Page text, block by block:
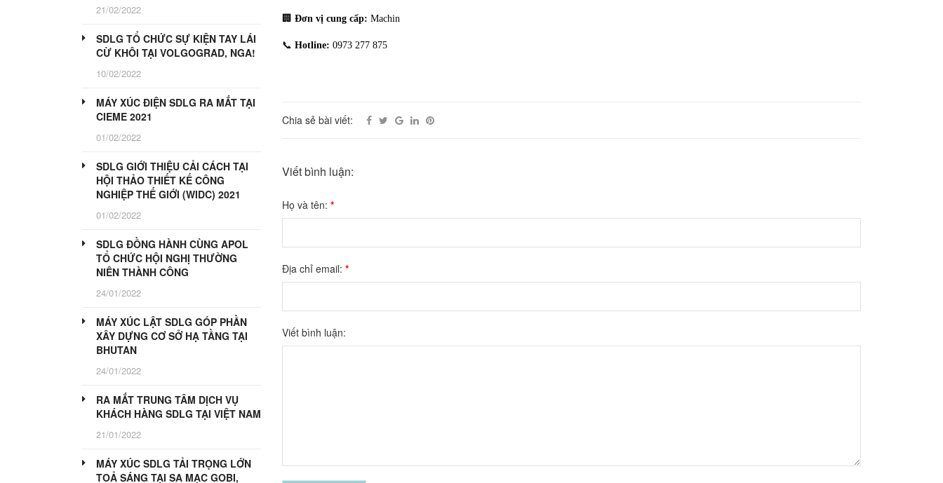
🏢 Đơn vị cung cấp: Machin
📞 Hotline: 0973 277 875
Chia sẻ bài viết:
Viết bình luận:
Họ và tên: *
Địa chỉ email: *
Viết bình luận:
21/02/2022
SDLG TỔ CHỨC SỰ KIỆN TAY LÁI
CỪ KHÔI TẠI VOLGOGRAD, NGA!
10/02/2022
MÁY XÚC ĐIỆN SDLG RA MẮT TẠI
CIEME 2021
01/02/2022
SDLG GIỚI THIỆU CẢI CÁCH TẠI
HỘI THẢO THIẾT KẾ CÔNG
NGHIỆP THẾ GIỚI (WIDC) 2021
01/02/2022
SDLG ĐỒNG HÀNH CÙNG APOL
TỔ CHỨC HỘI NGHỊ THƯỜNG
NIÊN THÀNH CÔNG
24/01/2022
MÁY XÚC LẬT SDLG GÓP PHẦN
XÂY DỰNG CƠ SỞ HẠ TẦNG TẠI
BHUTAN
24/01/2022
RA MẮT TRUNG TÂM DỊCH VỤ
KHÁCH HÀNG SDLG TẠI VIỆT NAM
21/01/2022
MÁY XÚC SDLG TẢI TRỌNG LỚN
TOẢ SÁNG TẠI SA MẠC GOBI,